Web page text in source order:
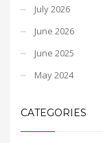
July 2026
June 2026
June 2025
May 2024
CATEGORIES